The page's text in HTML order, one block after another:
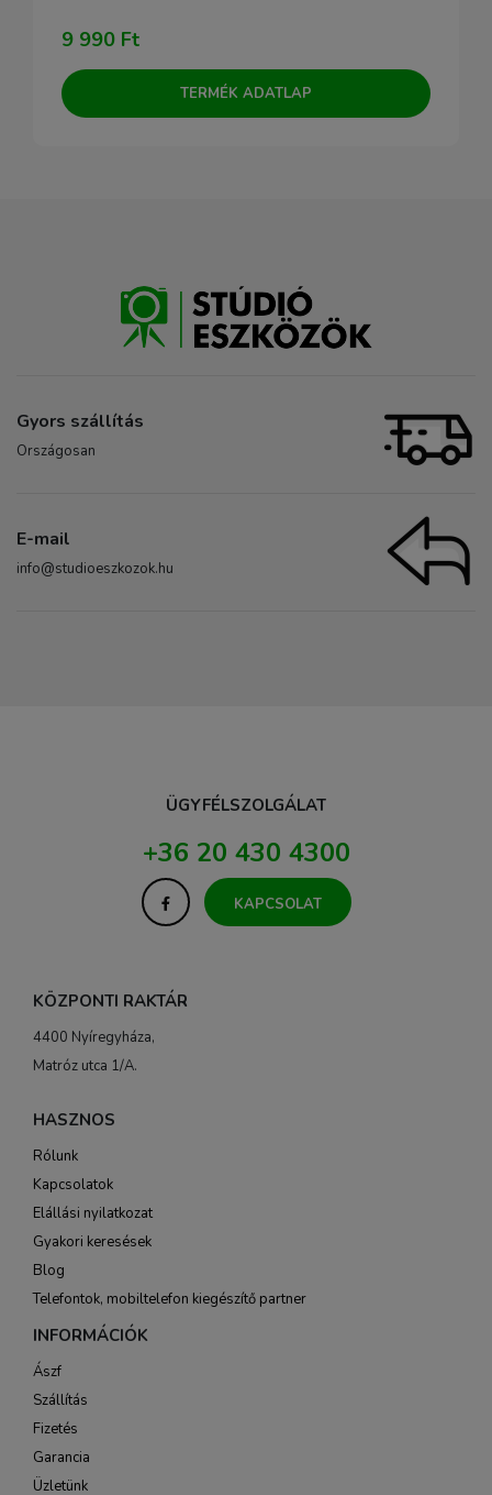
9 990 Ft
TERMÉK ADATLAP
Gyors szállítás
Országosan
E-mail
info@studioeszkozok.hu
ÜGYFÉLSZOLGÁLAT
+36 20 430 4300
KAPCSOLAT
KÖZPONTI RAKTÁR
4400 Nyíregyháza,
Matróz utca 1/A.
HASZNOS
Rólunk
Kapcsolatok
Elállási nyilatkozat
Gyakori keresések
Blog
Telefontok, mobiltelefon kiegészítő partner
INFORMÁCIÓK
Ászf
Szállítás
Fizetés
Garancia
Üzletünk